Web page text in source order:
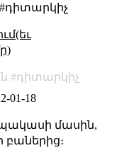
դիտարկիչ
01-18
պակասի մասին,